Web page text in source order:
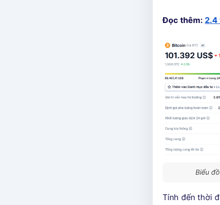
Đọc thêm: 2.4
Biểu
Tính đến thời